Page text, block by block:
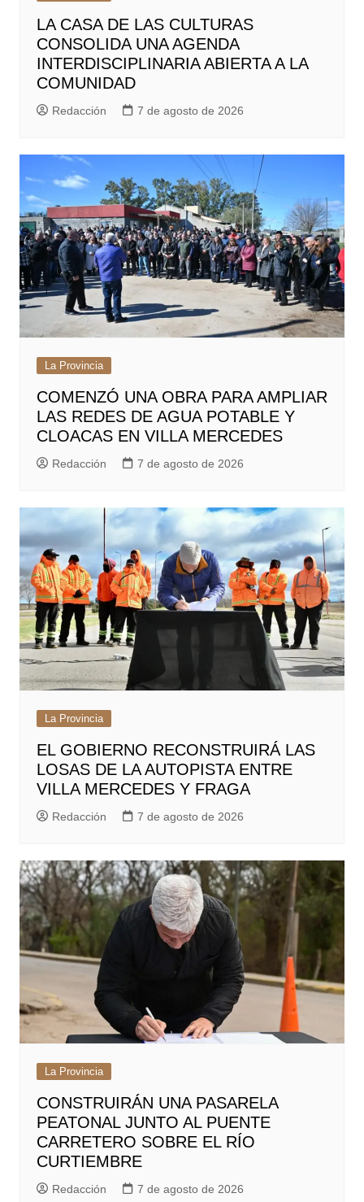
LA CASA DE LAS CULTURAS
CONSOLIDA UNA AGENDA
INTERDISCIPLINARIA ABIERTA A LA
COMUNIDAD
Redacción 7 de agosto de 2026
La Provincia
COMENZÓ UNA OBRA PARA AMPLIAR
LAS REDES DE AGUA POTABLE Y
CLOACAS EN VILLA MERCEDES
Redacción 7 de agosto de 2026
La Provincia
EL GOBIERNO RECONSTRUIRÁ LAS
LOSAS DE LA AUTOPISTA ENTRE
VILLA MERCEDES Y FRAGA
Redacción 7 de agosto de 2026
La Provincia
CONSTRUIRÁN UNA PASARELA
PEATONAL JUNTO AL PUENTE
CARRETERO SOBRE EL RÍO
CURTIEMBRE
Redacción 7 de agosto de 2026